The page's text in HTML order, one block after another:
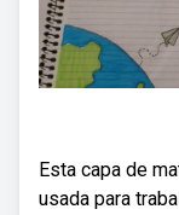
Esta capa de
usada para